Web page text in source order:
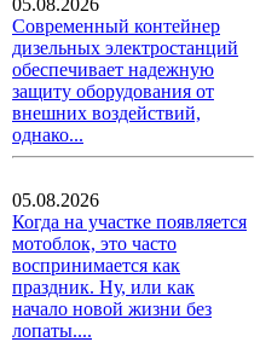
05.08.2026
Современный контейнер
дизельных электростанций
обеспечивает надежную
защиту оборудования от
внешних воздействий,
однако...
05.08.2026
Когда на участке появляется
мотоблок, это часто
воспринимается как
праздник. Ну, или как
начало новой жизни без
лопаты....